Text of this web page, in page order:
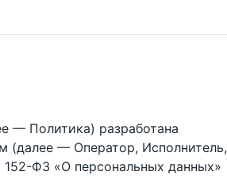
— Политика) разработана
(далее — Оператор, Исполнитель,
ФЗ «О персональных данных»